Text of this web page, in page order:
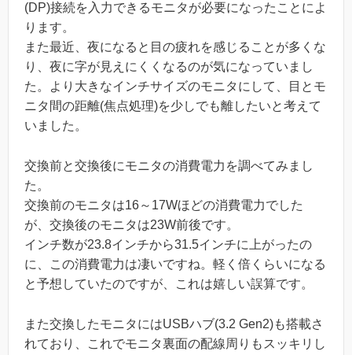
(DP)接続を入力できるモニタが必要になったことによ
ります。
また最近、夜になると目の疲れを感じることが多くな
り、夜に字が見えにくくなるのが気になっていまし
た。より大きなインチサイズのモニタにして、目とモ
ニタ間の距離(焦点処理)を少しでも離したいと考えて
いました。
交換前と交換後にモニタの消費電力を調べてみまし
た。
交換前のモニタは16～17Wほどの消費電力でした
が、交換後のモニタは23W前後です。
インチ数が23.8インチから31.5インチに上がったの
に、この消費電力は凄いですね。軽く倍くらいになる
と予想していたのですが、これは嬉しい誤算です。
また交換したモニタにはUSBハブ(3.2 Gen2)も搭載さ
れており、これでモニタ裏面の配線周りもスッキリし